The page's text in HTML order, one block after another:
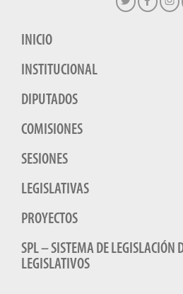
INICIO
INSTITUCIONAL
DIPUTADOS
COMISIONES
SESIONES
LEGISLATIVAS
PROYECTOS
SPL – SISTEMA DE LEGISLACIÓN
LEGISLATIVOS